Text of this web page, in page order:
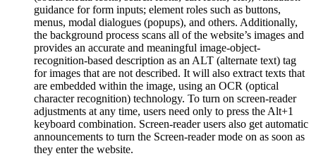
guidance for form inputs; element roles such as buttons,
menus, modal dialogues (popups), and others. Additionally,
the background process scans all of the website’s images and
provides an accurate and meaningful image-object-
recognition-based description as an ALT (alternate text) tag
for images that are not described. It will also extract texts that
are embedded within the image, using an OCR (optical
character recognition) technology. To turn on screen-reader
adjustments at any time, users need only to press the Alt+1
keyboard combination. Screen-reader users also get automatic
announcements to turn the Screen-reader mode on as soon as
they enter the website.